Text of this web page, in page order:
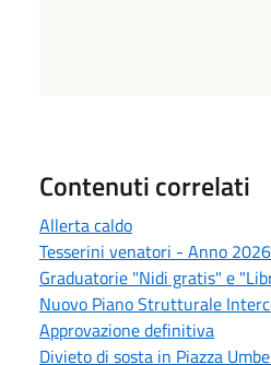
Contenuti correlati
Allerta caldo
Tesserini venatori - Anno
Graduatorie "Nidi gratis" e
Nuovo Piano Strutturale
Approvazione definitiva
Divieto di sosta in Piazza